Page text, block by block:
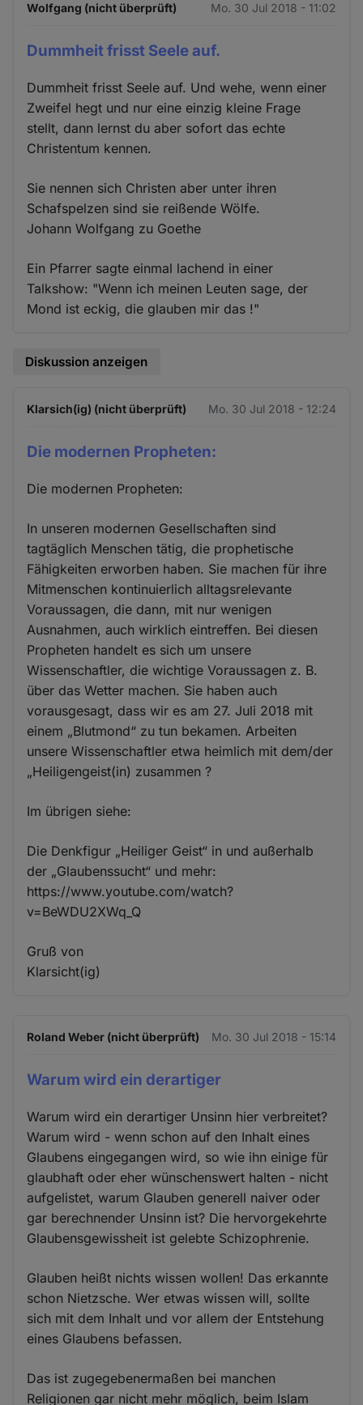
Wolfgang (nicht überprüft) Mo. 30 Jul 2018 - 11:02
Dummheit frisst Seele auf.
Dummheit frisst Seele auf. Und wehe, wenn einer
Zweifel hegt und nur eine einzig kleine Frage
stellt, dann lernst du aber sofort das echte
Christentum kennen.
Sie nennen sich Christen aber unter ihren
Schafspelzen sind sie reißende Wölfe.
Johann Wolfgang zu Goethe
Ein Pfarrer sagte einmal lachend in einer
Talkshow: "Wenn ich meinen Leuten sage, der
Mond ist eckig, die glauben mir das !"
Diskussion anzeigen
Klarsich(ig) (nicht überprüft) Mo. 30 Jul 2018 - 12:24
Die modernen Propheten:
Die modernen Propheten:
In unseren modernen Gesellschaften sind
tagtäglich Menschen tätig, die prophetische
Fähigkeiten erworben haben. Sie machen für ihre
Mitmenschen kontinuierlich alltagsrelevante
Voraussagen, die dann, mit nur wenigen
Ausnahmen, auch wirklich eintreffen. Bei diesen
Propheten handelt es sich um unsere
Wissenschaftler, die wichtige Voraussagen z. B.
über das Wetter machen. Sie haben auch
vorausgesagt, dass wir es am 27. Juli 2018 mit
einem „Blutmond“ zu tun bekamen. Arbeiten
unsere Wissenschaftler etwa heimlich mit dem/der
„Heiligengeist(in) zusammen ?
Im übrigen siehe:
Die Denkfigur „Heiliger Geist“ in und außerhalb
der „Glaubenssucht“ und mehr:
https://www.youtube.com/watch?
v=BeWDU2XWq_Q
Gruß von
Klarsicht(ig)
Roland Weber (nicht überprüft) Mo. 30 Jul 2018 - 15:14
Warum wird ein derartiger
Warum wird ein derartiger Unsinn hier verbreitet?
Warum wird - wenn schon auf den Inhalt eines
Glaubens eingegangen wird, so wie ihn einige für
glaubhaft oder eher wünschenswert halten - nicht
aufgelistet, warum Glauben generell naiver oder
gar berechnender Unsinn ist? Die hervorgekehrte
Glaubensgewissheit ist gelebte Schizophrenie.
Glauben heißt nichts wissen wollen! Das erkannte
schon Nietzsche. Wer etwas wissen will, sollte
sich mit dem Inhalt und vor allem der Entstehung
eines Glaubens befassen.
Das ist zugegebenermaßen bei manchen
Religionen gar nicht mehr möglich, beim Islam